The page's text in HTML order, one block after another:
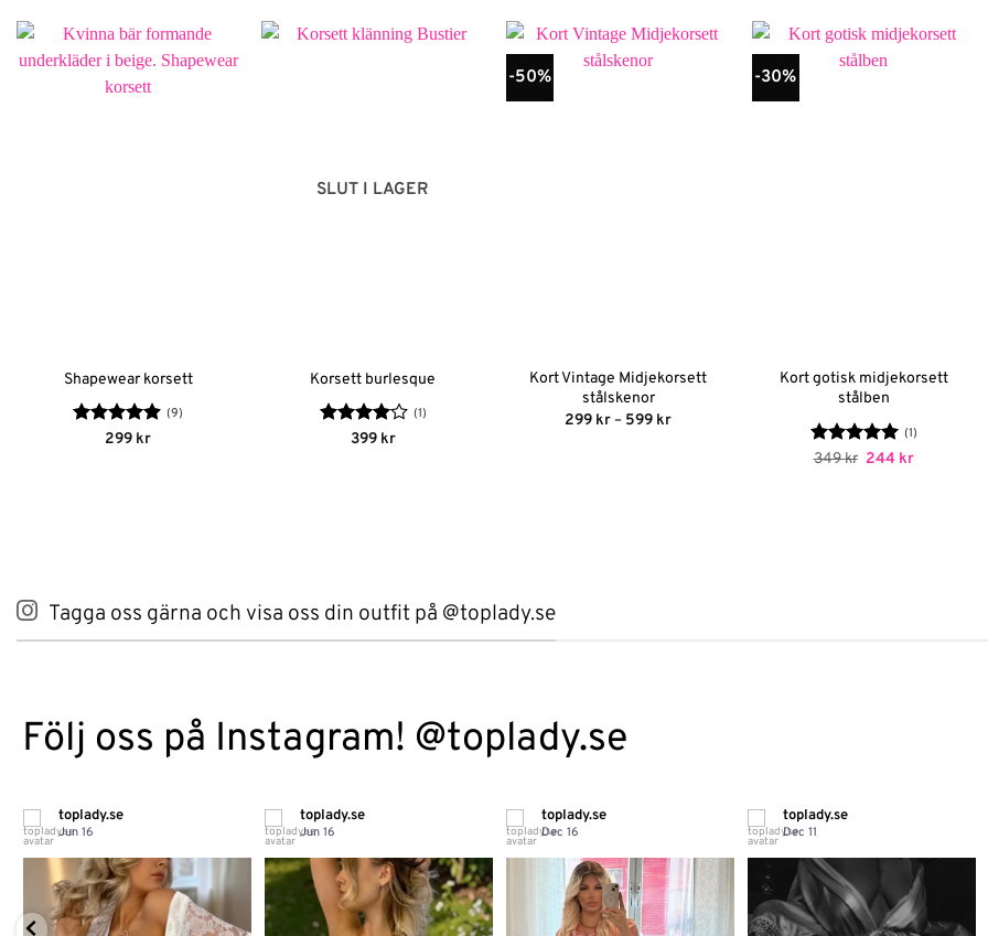
Shapewear korsett
Betygsatt
(9)
299 kr
SLUT I LAGER
Korsett burlesque
Betygsatt
(1)
399 kr
-50%
Kort Vintage Midjekorsett
stålskenor
299 kr– 599 krPrisintervall:
-30%
Kort gotisk midjekorsett
stålben
Betygsatt5
(1)
349kr Det
244 krDet
Tagga oss gärna och visa oss din outfit på @toplady.se
Följ oss på Instagram! @toplady.se
toplady.se
Jun 16
toplady.se
Jun 16
toplady.se
Dec 16
toplady.se
Dec 11